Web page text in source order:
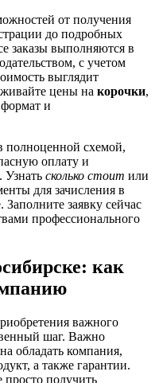
от получения
до подробных
заказы выполняются в
с учетом
выглядит
цены на корочки,
формат и
полноценной схемой,
оплату и
Узнать сколько стоит или
для зачисления в
заявку сейчас
профессионального
как
важного
шаг. Важно
обладать компания,
а также гарантии.
получить